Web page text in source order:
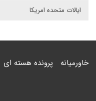
ایالات متحده امریکا
خاورمیانه پرونده هسته ای